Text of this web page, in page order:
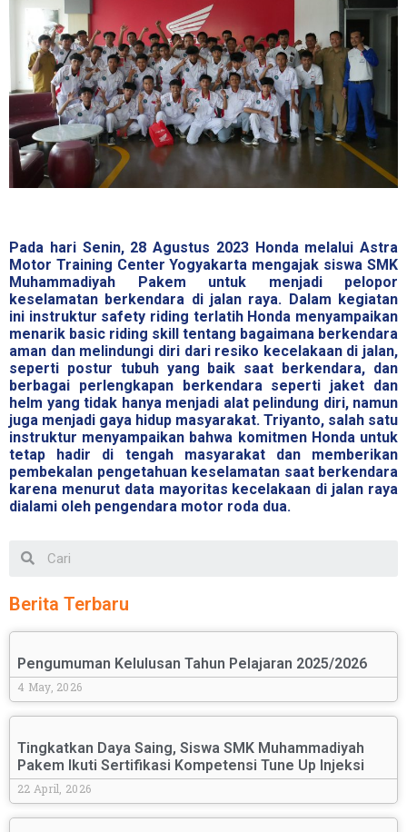
Pada hari Senin, 28 Agustus 2023 Honda melalui Astra
Motor Training Center Yogyakarta mengajak siswa SMK
Muhammadiyah Pakem untuk menjadi pelopor
keselamatan berkendara di jalan raya. Dalam kegiatan
ini instruktur safety riding terlatih Honda menyampaikan
menarik basic riding skill tentang bagaimana berkendara
aman dan melindungi diri dari resiko kecelakaan di jalan,
seperti postur tubuh yang baik saat berkendara, dan
berbagai perlengkapan berkendara seperti jaket dan
helm yang tidak hanya menjadi alat pelindung diri, namun
juga menjadi gaya hidup masyarakat. Triyanto, salah satu
instruktur menyampaikan bahwa komitmen Honda untuk
tetap hadir di tengah masyarakat dan memberikan
pembekalan pengetahuan keselamatan saat berkendara
karena menurut data mayoritas kecelakaan di jalan raya
dialami oleh pengendara motor roda dua.
Berita Terbaru
Pengumuman Kelulusan Tahun Pelajaran 2025/2026
4 May, 2026
Tingkatkan Daya Saing, Siswa SMK Muhammadiyah
Pakem Ikuti Sertifikasi Kompetensi Tune Up Injeksi
22 April, 2026